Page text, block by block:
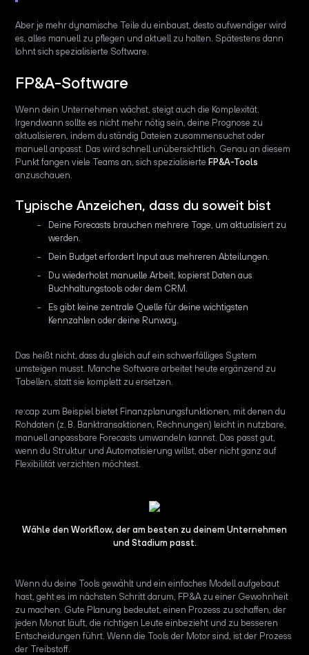
Aber je mehr dynamische Teile du einbaust, desto aufwendiger wird
es, alles manuell zu pflegen und aktuell zu halten. Spätestens dann
lohnt sich spezialisierte Software.
FP&A-Software
Wenn dein Unternehmen wächst, steigt auch die Komplexität.
Irgendwann sollte es nicht mehr nötig sein, deine Prognose zu
aktualisieren, indem du ständig Dateien zusammensuchst oder
manuell anpasst. Das wird schnell unübersichtlich. Genau an diesem
Punkt fangen viele Teams an, sich spezialisierte FP&A-Tools
anzuschauen.
Typische Anzeichen, dass du soweit bist
Deine Forecasts brauchen mehrere Tage, um aktualisiert zu
werden.
Dein Budget erfordert Input aus mehreren Abteilungen.
Du wiederholst manuelle Arbeit, kopierst Daten aus
Buchhaltungstools oder dem CRM.
Es gibt keine zentrale Quelle für deine wichtigsten
Kennzahlen oder deine Runway.
Das heißt nicht, dass du gleich auf ein schwerfälliges System
umsteigen musst. Manche Software arbeitet heute ergänzend zu
Tabellen, statt sie komplett zu ersetzen.
re:cap zum Beispiel bietet Finanzplanungsfunktionen, mit denen du
Rohdaten (z. B. Banktransaktionen, Rechnungen) leicht in nutzbare,
manuell anpassbare Forecasts umwandeln kannst. Das passt gut,
wenn du Struktur und Automatisierung willst, aber nicht ganz auf
Flexibilität verzichten möchtest.
Wähle den Workflow, der am besten zu deinem Unternehmen
und Stadium passt.
Wenn du deine Tools gewählt und ein einfaches Modell aufgebaut
hast, geht es im nächsten Schritt darum, FP&A zu einer Gewohnheit
zu machen. Gute Planung bedeutet, einen Prozess zu schaffen, der
jeden Monat läuft, die richtigen Leute einbezieht und zu besseren
Entscheidungen führt. Wenn die Tools der Motor sind, ist der Prozess
der Treibstoff.